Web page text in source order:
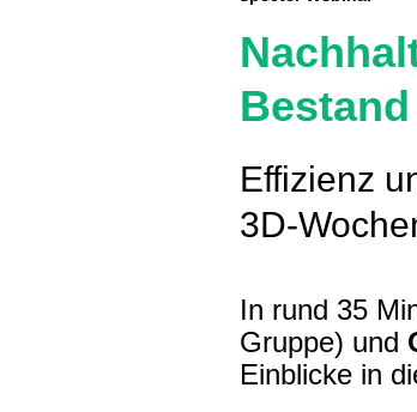
Effizienz
3D-
In rund 35
Gruppe) und
Einblicke in